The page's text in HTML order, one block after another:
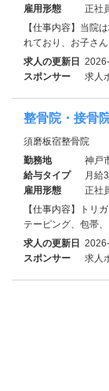
雇用形態
正社
【仕事内容】当院
れており、お子さ
求人の更新日
スポンサー
求人
整骨院・接骨
須磨板宿整骨院
勤務地
神戸
給与タイプ
月給
雇用形態
正社
【仕事内容】トリ
テーピング、包帯
求人の更新日
スポンサー
求人